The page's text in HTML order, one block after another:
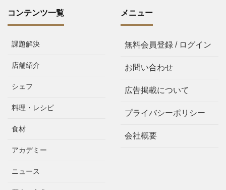
コンテンツ一覧
課題解決
店舗紹介
シェフ
料理・レシピ
食材
アカデミー
ニュース
メニュー
無料会員登録 / ログイン
お問い合わせ
広告掲載について
プライバシーポリシー
会社概要